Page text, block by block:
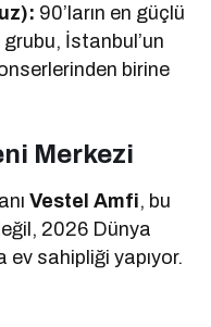
90’ların en güçlü
İstanbul’un
birine
Merkezi
Vestel Amfi, bu
2026 Dünya
ev sahipliği yapıyor.